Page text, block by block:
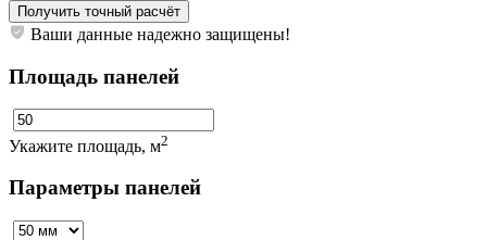
Получить точный расчёт
Ваши данные надежно защищены!
Площадь панелей
Укажите площадь, м2
Параметры панелей